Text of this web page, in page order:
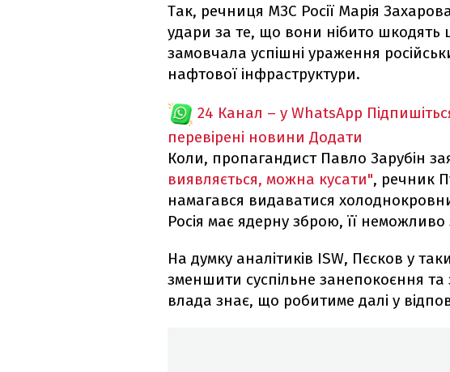
Так, речниця МЗС Росії Марія
удари за те, що вони нібито шкодять
замовчала успішні ураження
нафтової інфраструктури.
24 Канал – у WhatsApp
перевірені новини Додати
Коли, пропагандист Павло Зарубін
виявляється, можна кусати", речник
намагався видаватися
Росія має ядерну зброю, її
На думку аналітиків ISW, Пєсков у
зменшити суспільне занепокоєння та
влада знає, що робитиме далі у